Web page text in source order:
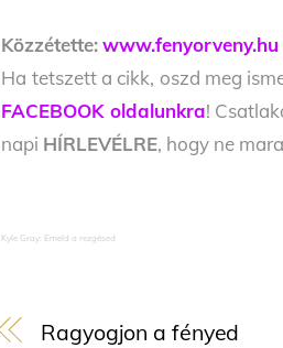
Közzétette: www.fenyorveny.hu
Ha tetszett a cikk, oszd meg
FACEBOOK oldalunkra!
napi HÍRLEVÉLRE, hogy ne
Kyle Gray: Emeld a rezgésed
Ragyogjon a fényed